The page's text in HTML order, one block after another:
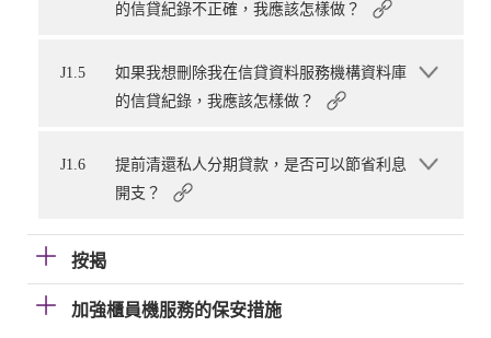
的信貸紀錄不正確，我應該怎樣做？
J1.5
如果我想刪除我在信貸資料服務機構資料庫
的信貸紀錄，我應該怎樣做？
J1.6
提前清還私人分期貸款，是否可以節省利息
開支？
按揭
加強櫃員機服務的保安措施